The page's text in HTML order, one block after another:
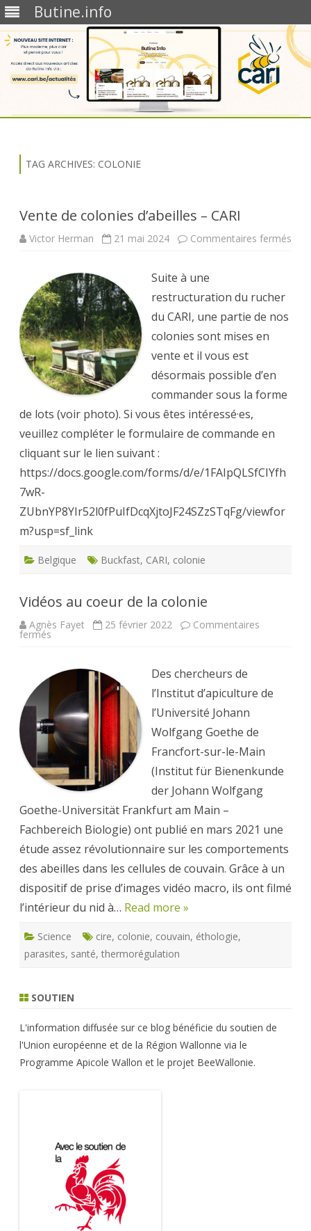
Butine.info
TAG ARCHIVES: COLONIE
Vente de colonies d’abeilles – CARI
Victor Herman 21 mai 2024 Commentaires fermés
Suite à une
restructuration du rucher
du CARI, une partie de nos
colonies sont mises en
vente et il vous est
désormais possible d’en
commander sous la forme
de lots (voir photo). Si vous êtes intéressé·es,
veuillez compléter le formulaire de commande en
cliquant sur le lien suivant :
https://docs.google.com/forms/d/e/1FAIpQLSfCIYfh
7wR-
ZUbnYP8YIr52l0fPuIfDcqXjtoJF24SZzSTqFg/viewfor
m?usp=sf_link
Belgique Buckfast, CARI, colonie
Vidéos au coeur de la colonie
Agnès Fayet 25 février 2022 Commentaires
fermés
de
colonie
Des chercheurs de
l’Institut d’apiculture de
l’Université Johann
Wolfgang Goethe de
Francfort-sur-le-Main
(Institut für Bienenkunde
der Johann Wolfgang
Goethe-Universität Frankfurt am Main –
Fachbereich Biologie) ont publié en mars 2021 une
étude assez révolutionnaire sur les comportements
des abeilles dans les cellules de couvain. Grâce à un
dispositif de prise d’images vidéo macro, ils ont filmé
l’intérieur du nid à… Read more »
Science cire, colonie, couvain, éthologie,
parasites, santé, thermorégulation
SOUTIEN
L'information diffusée sur ce blog bénéficie du soutien de
l'Union européenne et de la Région Wallonne via le
Programme Apicole Wallon et le projet BeeWallonie.